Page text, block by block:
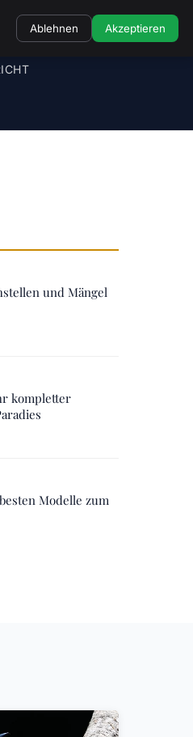
und Mängel
kompletter
Modelle zum
Ablehnen Akzeptieren